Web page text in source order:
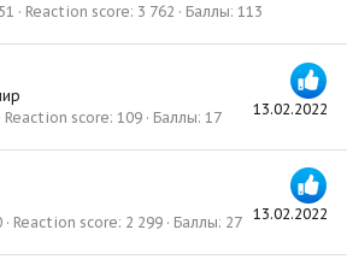
Reaction score 3 762 Баллы 113
13.02.2022
Reaction score 109 Баллы 17
13.02.2022
Reaction score 2 299 Баллы 27